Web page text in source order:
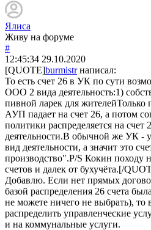
Ялиса
Живу на форуме
#
12:45:34 29.10.2020
[QUOTE]burmistrнаписал:
То есть счет 26 в УК по сути
ООО 2 вида деятельность:1)
пивной ларек для жителейТолько
АУП падает на счет 26, а потом
политики распределяется на
деятельности.В обычной же УК
вид деятельности, а значит это
производство".P/S Кокин походу
счетов и далек от бухучёта.[/
Добавлю. Если нет прямых
базой распределения 26 счета
не можете ничего не выбрать),
распределить управленческие
и на коммунальные услуги.